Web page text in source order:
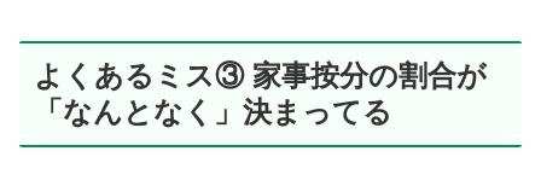
よくあるミス③ 家事按分の割合が
「なんとなく」決まってる